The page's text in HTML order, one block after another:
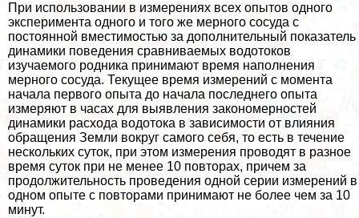
При использовании в измерениях всех опытов одного
эксперимента одного и того же мерного сосуда с
постоянной вместимостью за дополнительный показатель
динамики поведения сравниваемых водотоков
изучаемого родника принимают время наполнения
мерного сосуда. Текущее время измерений с момента
начала первого опыта до начала последнего опыта
измеряют в часах для выявления закономерностей
динамики расхода водотока в зависимости от влияния
обращения Земли вокруг самого себя, то есть в течение
нескольких суток, при этом измерения проводят в разное
время суток при не менее 10 повторах, причем за
продолжительность проведения одной серии измерений в
одном опыте с повторами принимают не более чем за 10
минут.